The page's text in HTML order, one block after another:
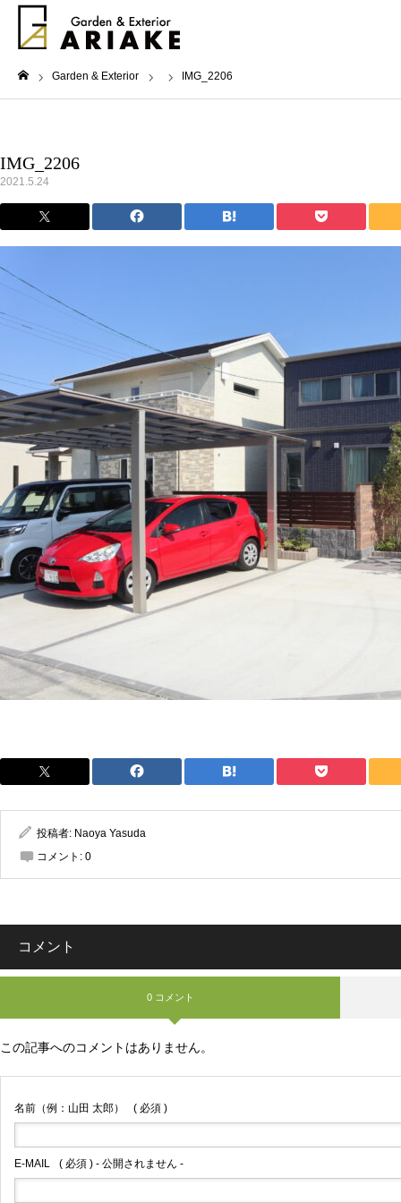
Garden & Exterior IMG_2206
IMG_2206
2021.5.24
投稿者: Naoya Yasuda
コメント: 0
コメント
0 コメント
この記事へのコメントはありません。
名前（例：山田 太郎） ( 必須 )
E-MAIL ( 必須 ) - 公開されません -